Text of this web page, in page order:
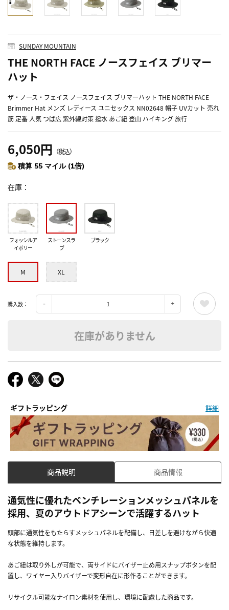
SUNDAY MOUNTAIN
THE NORTH FACE ノースフェイス ブリマー
ハット
ザ・ノース・フェイス ノースフェイス ブリマーハット THE NORTH FACE
Brimmer Hat メンズ レディース ユニセックス NN02648 帽子 UVカット 売れ
筋 定番 人気 つば広 紫外線対策 撥水 あご紐 登山 ハイキング 旅行
6,050円 （税込）
積算 55 マイル (1倍)
在庫
フォッシルア
イボリー
ストーンスラ
ブ
ブラック
M XL
購入数：
在庫がありません
ギフトラッピング 詳細
商品説明 商品情報
通気性に優れたベンチレーションメッシュパネルを
採用、夏のアウトドアシーンで活躍するハット
頭部に通気性をもたらすメッシュパネルを配備し、日差しを避けながら快適
な状態を維持します。
あご紐は取り外しが可能で、両サイドにバイザー止め用スナップボタンを配
置し、ワイヤー入りバイザーで変形自在に形作ることができます。
リサイクル可能なナイロン素材を使用し、環境に配慮した商品です。